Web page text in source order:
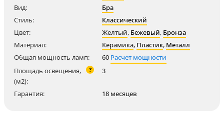
Вид:
Бра
Стиль:
Классический
Цвет:
Желтый, Бежевый, Бронза
Материал:
Керамика, Пластик, Металл
Общая мощность ламп:
60 Расчет мощности
Площадь освещения,
(м2):
? 3
Гарантия: 18 месяцев